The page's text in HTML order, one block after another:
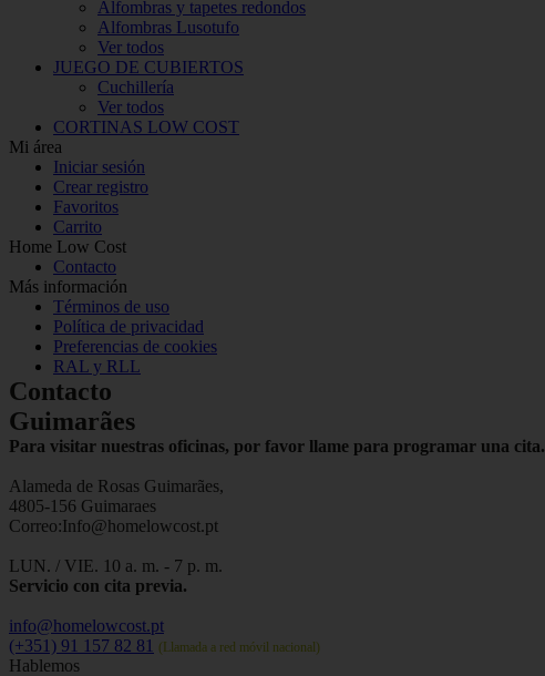
Alfombras y tapetes redondos
Alfombras Lusotufo
Ver todos
JUEGO DE CUBIERTOS
Cuchillería
Ver todos
CORTINAS LOW COST
Mi área
Iniciar sesión
Crear registro
Favoritos
Carrito
Home Low Cost
Contacto
Más información
Términos de uso
Política de privacidad
Preferencias de cookies
RAL y RLL
Contacto
Guimarães
Para visitar nuestras oficinas, por favor llame para programar una cita.
Alameda de Rosas Guimarães,
4805-156 Guimaraes
Correo:Info@homelowcost.pt
LUN. / VIE. 10 a. m. - 7 p. m.
Servicio con cita previa.
info@homelowcost.pt
(+351) 91 157 82 81 (Llamada a red móvil nacional)
Hablemos